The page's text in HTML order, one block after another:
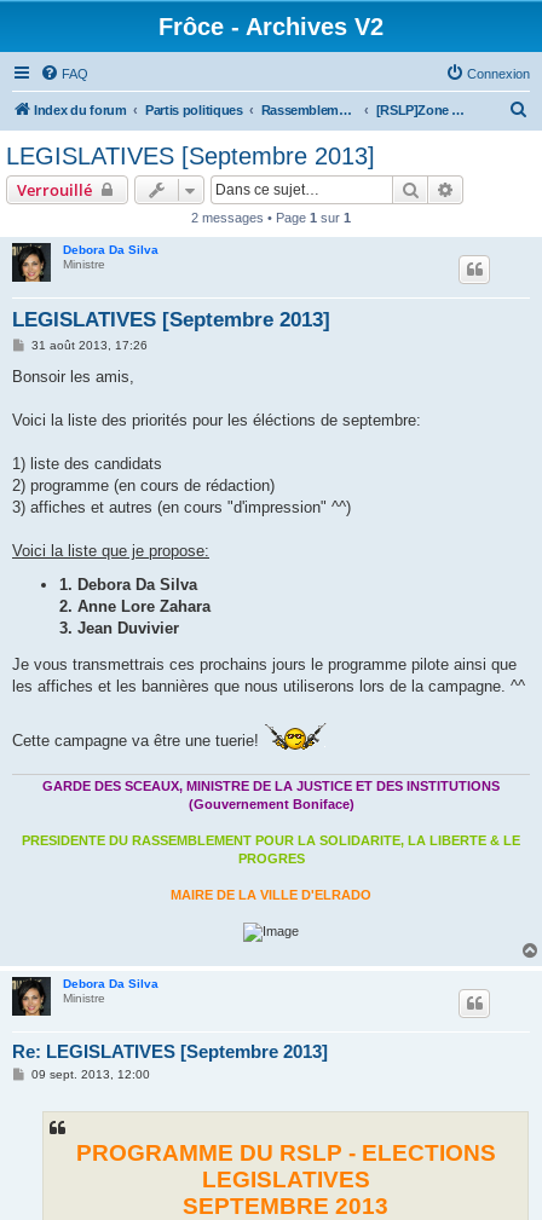
Frôce - Archives V2
FAQ Connexion
Index du forum Partis politiques Rassemblement pour la Solidarité la Liberté & le Progrès [RSLP]Zone privée
LEGISLATIVES [Septembre 2013]
Verrouillé Rechercher
2 messages • Page 1 sur 1
Debora Da Silva
Ministre
LEGISLATIVES [Septembre 2013]
M
s
g
31 août 2013, 17:26
Bonsoir les amis,
Voici la liste des priorités pour les éléctions de septembre:
1) liste des candidats
2) programme (en cours de rédaction)
3) affiches et autres (en cours "d'impression" ^^)
Voici la liste que je propose:
1. Debora Da Silva
2. Anne Lore Zahara
3. Jean Duvivier
Je vous transmettrais ces prochains jours le programme pilote ainsi que
les affiches et les bannières que nous utiliserons lors de la campagne. ^^
Cette campagne va être une tuerie!
GARDE DES SCEAUX, MINISTRE DE LA JUSTICE ET DES INSTITUTIONS
(Gouvernement Boniface)
PRESIDENTE DU RASSEMBLEMENT POUR LA SOLIDARITE, LA LIBERTE & LE
PROGRES
MAIRE DE LA VILLE D'ELRADO
Debora Da Silva
Ministre
Re: LEGISLATIVES [Septembre 2013]
M09 sept. 2013, 12:00
PROGRAMME DU RSLP - ELECTIONS
LEGISLATIVES
SEPTEMBRE 2013